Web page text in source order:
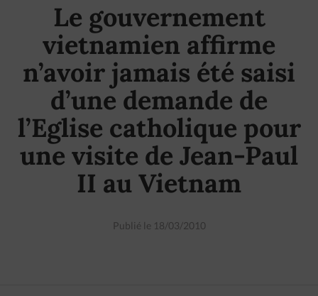
Le gouvernement
vietnamien affirme
n’avoir jamais été saisi
d’une demande de
l’Eglise catholique pour
une visite de Jean-Paul
II au Vietnam
Publié le 18/03/2010